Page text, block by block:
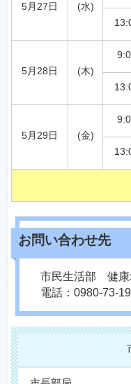
5月27日 (水)
5月28日 (木)
5月29日 (金)
市民生活部 健康
電話：0980-73-